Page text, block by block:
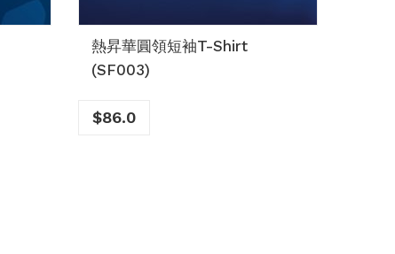
熱昇華圓領短袖T-Shirt
(SF003)
$86.0